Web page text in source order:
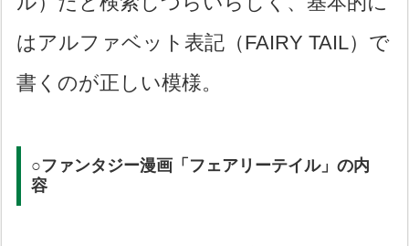
はアルファベット表記（FAIRY TAIL）で
書くのが正しい模様。
○ファンタジー漫画「フェアリーテイル」の内
容